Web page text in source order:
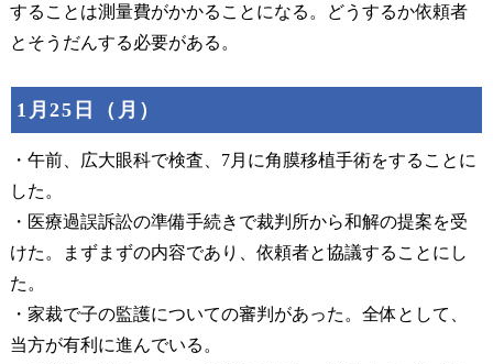
することは測量費がかかることになる。どうするか依頼者
とそうだんする必要がある。
1月25日（月）
・午前、広大眼科で検査、7月に角膜移植手術をすることに
した。
・医療過誤訴訟の準備手続きで裁判所から和解の提案を受
けた。まずまずの内容であり、依頼者と協議することにし
た。
・家裁で子の監護についての審判があった。全体として、
当方が有利に進んでいる。